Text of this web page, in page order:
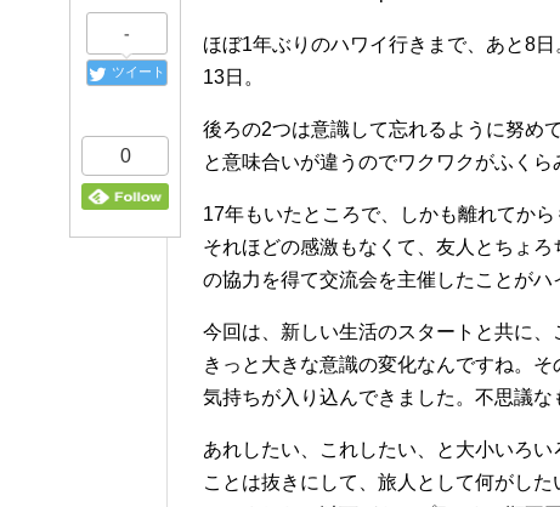
-
ツイート
0
ほぼ1年ぶりのハワイ行きまで、あと8
13日。
後ろの2つは意識して忘れるように努め
と意味合いが違うのでワクワクがふくら
17年もいたところで、しかも離れてか
それほどの感激もなくて、友人とちょ
の協力を得て交流会を主催したことがハ
今回は、新しい生活のスタートと共に、
きっと大きな意識の変化なんですね。
気持ちが入り込んできました。不思議な
あれしたい、これしたい、と大小いろ
ことは抜きにして、旅人として何がし